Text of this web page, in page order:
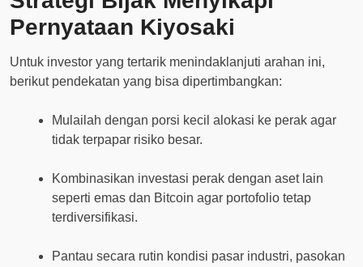
Pernyataan Kiyosaki
Untuk investor yang tertarik menindaklanjuti arahan ini,
berikut pendekatan yang bisa dipertimbangkan:
Mulailah dengan porsi kecil alokasi ke perak agar
tidak terpapar risiko besar.
Kombinasikan investasi perak dengan aset lain
seperti emas dan Bitcoin agar portofolio tetap
terdiversifikasi.
Pantau secara rutin kondisi pasar industri, pasokan